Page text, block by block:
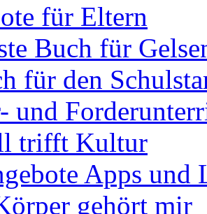
für Eltern
Buch für
für den
und
trifft Kultur
Apps und
gehört mir